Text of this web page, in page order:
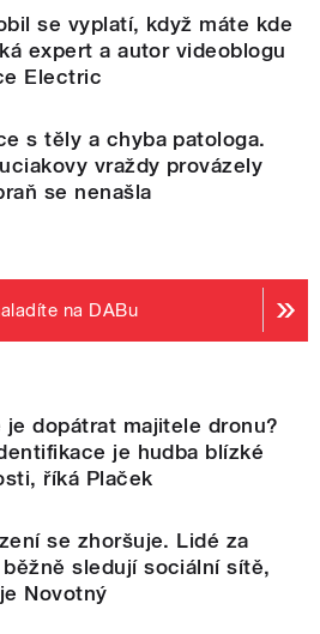
se vyplatí, když máte kde
expert a autor videoblogu
Electric
s těly a chyba patologa.
vraždy provázely
se nenašla
na DABu
je dopátrat majitele dronu?
je hudba blízké
říká Plaček
se zhoršuje. Lidé za
sledují sociální sítě,
Novotný